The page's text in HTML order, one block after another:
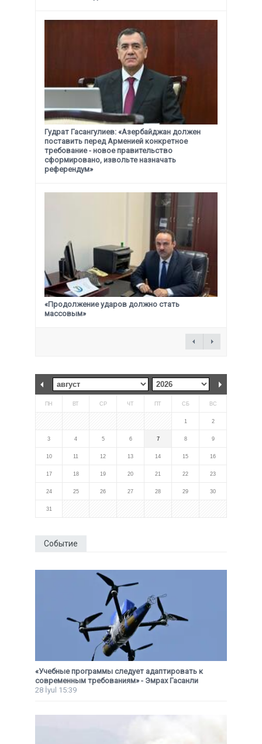
Гудрат Гасангулиев: «Азербайджан должен
поставить перед Арменией конкретное
требование - новое правительство
сформировано, извольте назначать
референдум»
«Продолжение ударов должно стать
массовым»
ПН ВТ СР ЧТ ПТ СБ ВС
1 2
3 4 5 6 7 8 9
10 11 12 13 14 15 16
17 18 19 20 21 22 23
24 25 26 27 28 29 30
31
Событие
«Учебные программы следует адаптировать к
современным требованиям» - Эмрах Гасанли
28 İyul 15:39